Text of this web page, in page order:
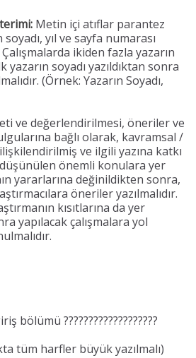
Metin içi atıflar parantez
yıl ve sayfa numarası
ikiden fazla yazarın
yazarın soyadı yazıldıktan sonra
(Örnek: Yazarın Soyadı,
ve değerlendirilmesi, öneriler ve
bağlı olarak, kavramsal /
ve ilgili yazına katkı
önemli konulara yer
yararlarına değinildikten sonra,
öneriler yazılmalıdır.
kısıtlarına da yer
yapılacak çalışmalara yol
bölümü ???????????????????
tüm harfler büyük yazılmalı)